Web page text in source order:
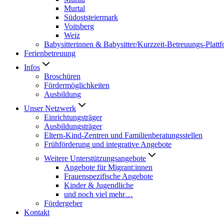
Murtal
Südoststeiermark
Voitsberg
Weiz
Babysitterinnen & Babysitter/Kurzzeit-Betreuungs-
Ferienbetreuung
Infos
Broschüren
Fördermöglichkeiten
Ausbildung
Unser Netzwerk
Einrichtungsträger
Ausbildungsträger
Eltern-Kind-Zentren und Familienberatungsstellen
Frühförderung und integrative Angebote
Weitere Unterstützungsangebote
Angebote für Migrant:innen
Frauenspezifische Angebote
Kinder & Jugendliche
und noch viel mehr…
Fördergeber
Kontakt